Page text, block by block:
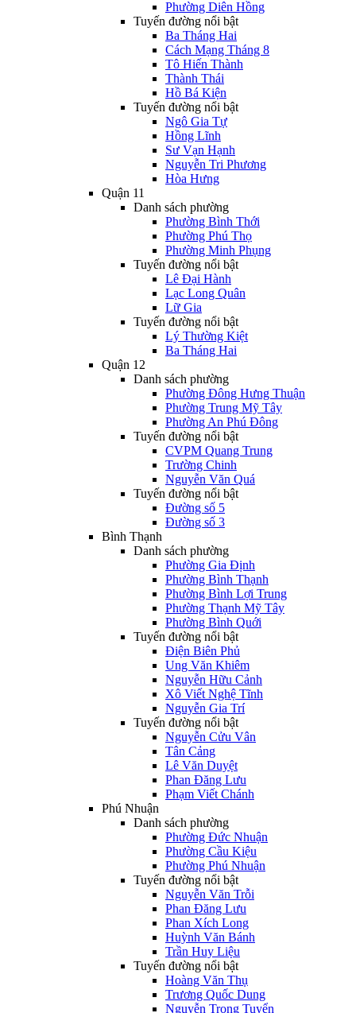
Phường Diên Hồng
Tuyến đường nổi bật
Ba Tháng Hai
Cách Mạng Tháng 8
Tô Hiến Thành
Thành Thái
Hồ Bá Kiện
Tuyến đường nổi bật
Ngô Gia Tự
Hồng Lĩnh
Sư Vạn Hạnh
Nguyễn Tri Phương
Hòa Hưng
Quận 11
Danh sách phường
Phường Bình Thới
Phường Phú Thọ
Phường Minh Phụng
Tuyến đường nổi bật
Lê Đại Hành
Lạc Long Quân
Lữ Gia
Tuyến đường nổi bật
Lý Thường Kiệt
Ba Tháng Hai
Quận 12
Danh sách phường
Phường Đông Hưng Thuận
Phường Trung Mỹ Tây
Phường An Phú Đông
Tuyến đường nổi bật
CVPM Quang Trung
Trường Chinh
Nguyễn Văn Quá
Tuyến đường nổi bật
Đường số 5
Đường số 3
Bình Thạnh
Danh sách phường
Phường Gia Định
Phường Bình Thạnh
Phường Bình Lợi Trung
Phường Thạnh Mỹ Tây
Phường Bình Quới
Tuyến đường nổi bật
Điện Biên Phủ
Ung Văn Khiêm
Nguyễn Hữu Cảnh
Xô Viết Nghệ Tĩnh
Nguyễn Gia Trí
Tuyến đường nổi bật
Nguyễn Cửu Vân
Tân Cảng
Lê Văn Duyệt
Phan Đăng Lưu
Phạm Viết Chánh
Phú Nhuận
Danh sách phường
Phường Đức Nhuận
Phường Cầu Kiệu
Phường Phú Nhuận
Tuyến đường nổi bật
Nguyễn Văn Trỗi
Phan Đăng Lưu
Phan Xích Long
Huỳnh Văn Bánh
Trần Huy Liệu
Tuyến đường nổi bật
Hoàng Văn Thụ
Trương Quốc Dung
Nguyễn Trọng Tuyển